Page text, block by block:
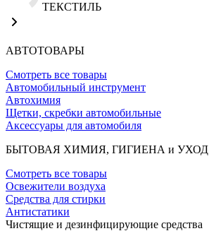
ТЕКСТИЛЬ
АВТОТОВАРЫ
Смотреть все товары
Автомобильный инструмент
Автохимия
Щетки, скребки автомобильные
Аксессуары для автомобиля
БЫТОВАЯ ХИМИЯ, ГИГИЕНА и УХОД
Смотреть все товары
Освежители воздуха
Средства для стирки
Антистатики
Чистящие и дезинфицирующие средства